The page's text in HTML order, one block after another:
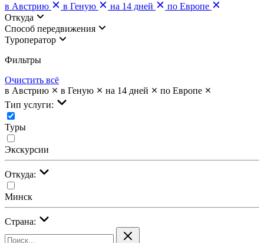
в Австрию
в Геную на 14 дней
по Европе
Откуда
Cпособ передвижения
Туроператор
Фильтры
Очистить всё
в Австрию
в Геную на 14 дней
по Европе
Тип услуги:
Туры
Экскурсии
Откуда:
Минск
Страна: